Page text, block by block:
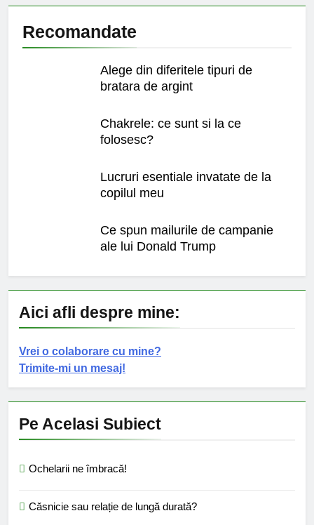
Recomandate
Alege din diferitele tipuri de
bratara de argint
Chakrele: ce sunt si la ce
folosesc?
Lucruri esentiale invatate de la
copilul meu
Ce spun mailurile de campanie
ale lui Donald Trump
Aici afli despre mine:
Vrei o colaborare cu mine?
Trimite-mi un mesaj!
Pe Acelasi Subiect
Ochelarii ne îmbracă!
Căsnicie sau relație de lungă durată?